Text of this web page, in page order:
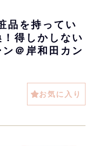
品を持ってい
得しかしない
＠岸和田カン
お気に入り